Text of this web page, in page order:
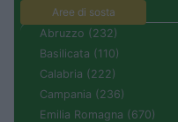
Aree di sosta
Abruzzo (232)
Basilicata (110)
Calabria (222)
Campania (236)
Emilia Romagna (670)